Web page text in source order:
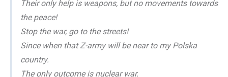
Their only help is weapons, but no movements towards
the peace!
Stop the war, go to the streets!
Since when that Z-army will be near to my Polska
country.
The only outcome is nuclear war.